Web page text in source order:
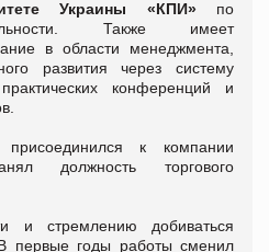
Украины «КПИ»по
Также имеет
в области менеджмента,
развития через систему
конференций и
к компании
должность торгового
и стремлению добиваться
В первые годы работы сменил